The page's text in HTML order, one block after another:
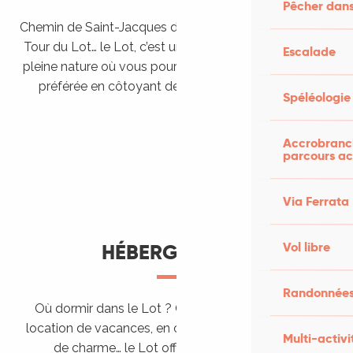
Pêcher
Escalade
Spéléologie
parcours
Via Ferrata
Vol libre
Multi-
Chemin de Saint-Jacques de Compostelle, Véloroutes,
Tour du Lot… le Lot, c’est une véritable destination de
pleine nature où vous pourrez pratiquer votre activité
préférée en côtoyant des paysages grandioses.
HÉBERGEMENTS
Où dormir dans le Lot ? Chez l’habitant, dans une
location de vacances, en camping, ou dans un hôtel
de charme… le Lot offre des hébergements